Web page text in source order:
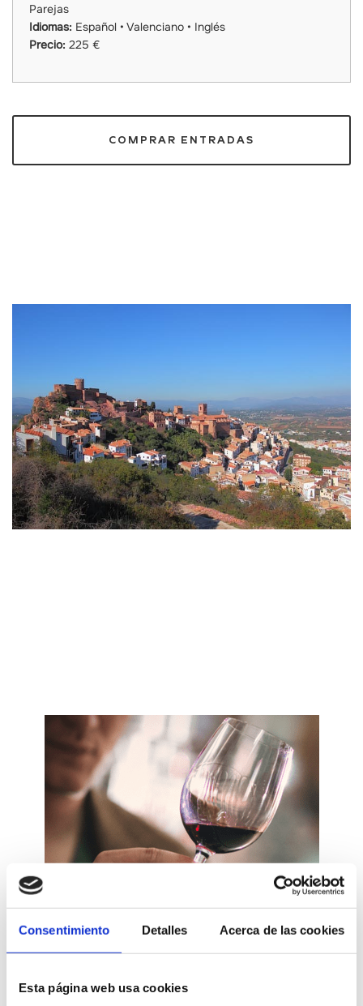
Consentimiento Detalles Acerca de las cookies
Esta página web usa cookies
Parejas
Idiomas: Español • Valenciano • Inglés
Precio: 225 €
COMPRAR ENTRADAS